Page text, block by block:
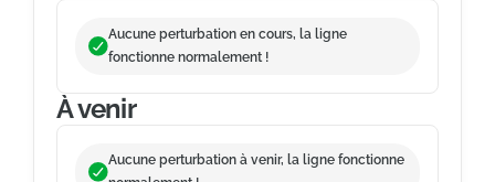
Aucune perturbation en cours, la ligne
fonctionne normalement !
À venir
Aucune perturbation à venir, la ligne fonctionne